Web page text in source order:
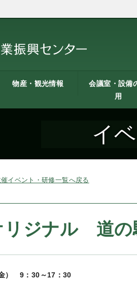
物産・観光情報
会議室・設備
用
にあたって
イ
イベント・研修一覧へ戻る
リジナル 道の
） 9：30～17：30